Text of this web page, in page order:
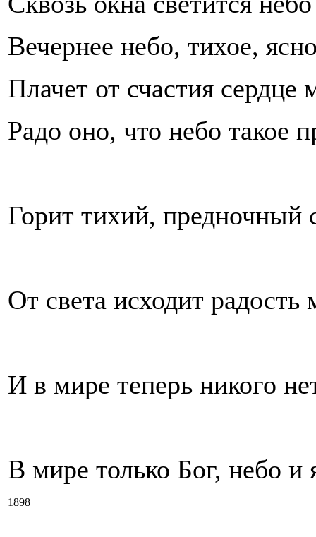
Вечернее небо, тихое,
Плачет от счастия сердце
Радо оно, что небо такое
Горит тихий, предночный
От света исходит радость
И в мире теперь никого
В мире только Бог, небо и
1898